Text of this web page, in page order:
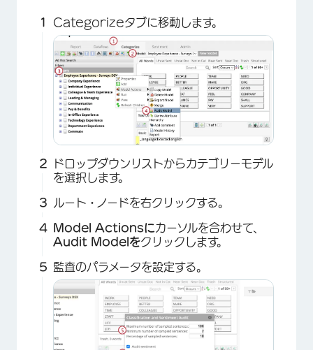
×
Categorizeタブに移動します。
ドロップダウンリストからカテゴリーモデル
を選択します。
ルート・ノードを右クリックする。
Model Actionsにカーソルを合わせて、
Audit Modelをクリックします。
監査のパラメータを設定する。